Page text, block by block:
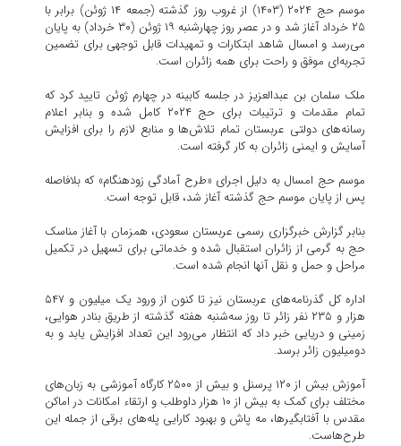
موسم حج ۲۰۲۴ (۱۴۰۳) از غروب روز گذشته (جمعه ۱۴ ژوئن) برابر با
۲۵ خرداد آغاز شد و در عصر روز چهارشنبه ۱۹ ژوئن (۳۰ خرداد) به پایان
می‌رسد و امسال شاهد ابتکارات و تمهیدات قابل توجهی برای تضمین
تجربه‌ای موفق و راحت برای همه زائران است.
ملک سلمان بن عبدالعزیز در جلسه کابینه در چهارم ژوئن تایید کرد که
تمام مقدمات و ترتیبات برای حج ۲۰۲۴ کامل شده و بنابر اعلام
رسانه‌های دولتی عربستان تمام تلاش‌ها و منابع لازم را برای افزایش
آسایش و ایمنی زائران به کار گرفته است.
موسم حج امسال به دلیل اجرای «طرح آمادگی زودهنگام» که بلافاصله
پس از پایان موسم حج گذشته آغاز شد، قابل توجه است.
بنابر گزارش خبرگزاری رسمی عربستان سعودی، همزمان با آغاز مناسک
حج به گرمی از زائران استقبال شده و خدماتی برای تسهیل در تکمیل
مراحل و حمل و نقل آنها انجام شده است.
اداره کل گذرنامه‌های عربستان نیز تا کنون از ورود یک میلیون و ۵۴۷
هزار و ۲۳۵ نفر زائر تا روز سه‌شنبه هفته گذشته از طریق بنادر هوایی،
زمینی و دریایی خبر داد که انتظار می‌رود این تعداد افزایش یابد و به
دومیلیون زائر برسد.
آموزش بیش از ۱۲۰ پرسنل و بیش از ۲۵۰۰ کارگاه آموزشی به زبان‌های
مختلف برای کمک به بیش از ۱۰ هزار داوطلب و ارتقاء امکانات در اماکن
مقدس با آفتابگیرها، مه پاش و بهبود کارایی پله‌های برقی از جمله این
طرح‌هاست.